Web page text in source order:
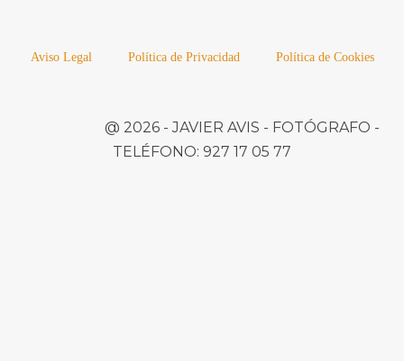
Aviso Legal Política de Privacidad Política de Cookies
@ 2026 -JAVIER AVIS - FOTÓGRAFO -
TELÉFONO: 927 17 05 77